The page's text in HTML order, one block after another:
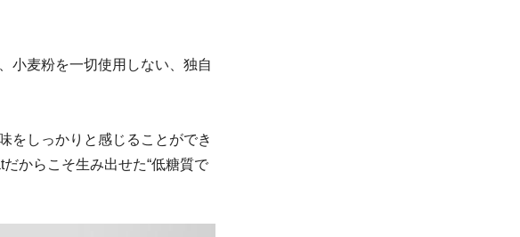
小麦粉を一切使用しない、独自
をしっかりと感じることができ
からこそ生み出せた“低糖質で